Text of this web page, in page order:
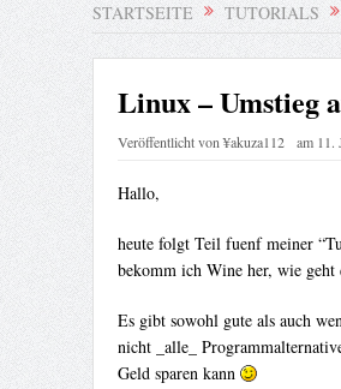
STARTSEITE TUTORIALS
Linux – Umstieg
Veröffentlicht von¥akuza112 am 11.
Hallo,
heute folgt Teil fuenf meiner
bekomm ich Wine her, wie geht
Es gibt sowohl gute als auch
nicht _alle_
Geld sparen kann